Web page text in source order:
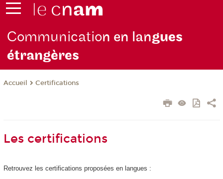
Communication en langues
étrangères
Accueil Certifications
Les certifications
Retrouvez les certifications proposées en langues :